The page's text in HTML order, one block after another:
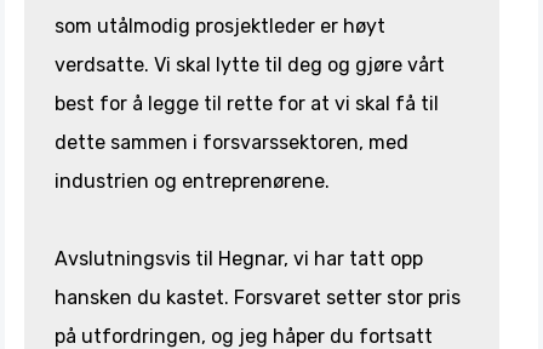
som utålmodig prosjektleder er høyt
verdsatte. Vi skal lytte til deg og gjøre vårt
best for å legge til rette for at vi skal få til
dette sammen i forsvarssektoren, med
industrien og entreprenørene.
Avslutningsvis til Hegnar, vi har tatt opp
hansken du kastet. Forsvaret setter stor pris
på utfordringen, og jeg håper du fortsatt